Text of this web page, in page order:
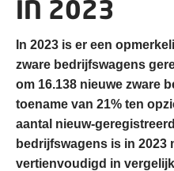
IN 2023
In 2023 is er een
zware bedrijfswagens
om 16.138 nieuwe zware
toename van 21% ten
aantal nieuw-
bedrijfswagens is in 2023
vertienvoudigd in